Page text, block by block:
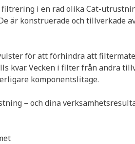
i en rad olika Cat-
konstruerade och tillverkade
för att förhindra att
kvar. Vecken i filter från andra
komponentslitage.
– och dina